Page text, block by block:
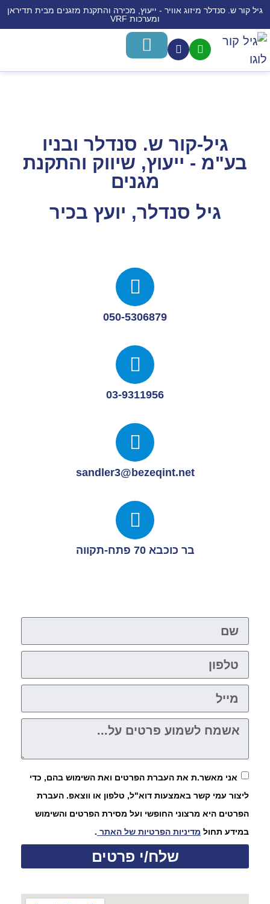
גיל קור ש. סנדלר מיזוג אוויר - ייעוץ, מכירה והתקנת מזגנים מבית תדיראן
ומערכות VRF
גיל-קור ש. סנדלר ובניו
בע"מ - ייעוץ, שיווק והתקנת
מגנים
גיל סנדלר, יועץ בכיר
050-5306879
03-9311956
sandler3@bezeqint.net
בר כוכבא 70 פתח-תקווה
אני מאשר.ת את העברת הפרטים ואת השימוש בהם, כדי
ליצור עמי קשר באמצעות דוא"ל, טלפון או ווצאפ. העברת
הפרטים היא מרצוני החופשי ועל מסירת הפרטים והשימוש
במידע תחול מדיניות הפרטיות של האתר .
שלח/י פרטים